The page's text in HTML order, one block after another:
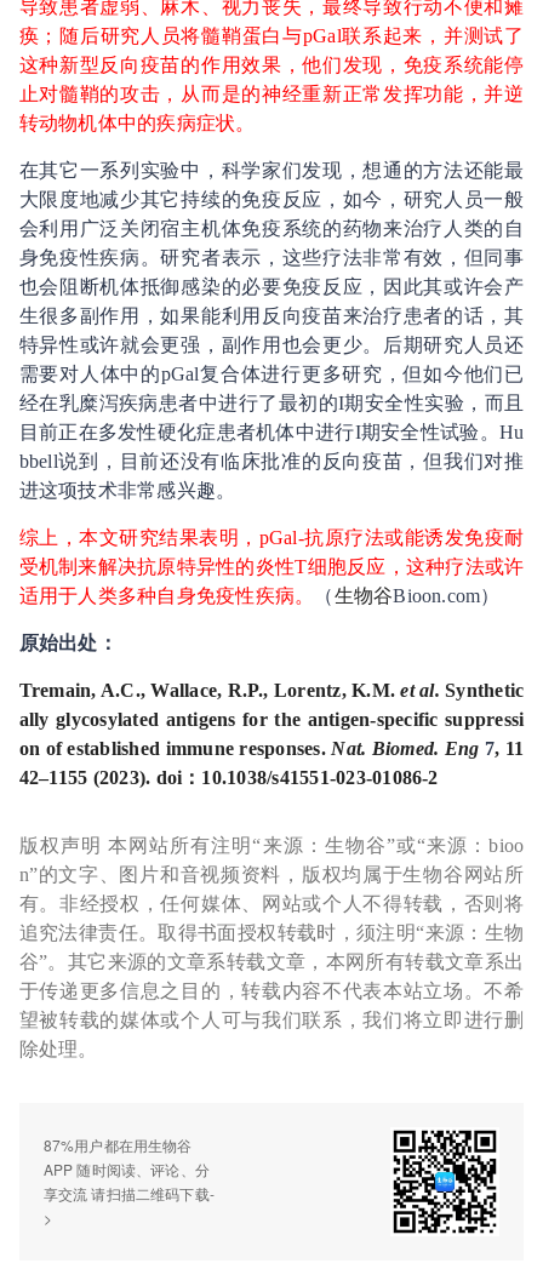
导致患者虚弱、麻木、视力丧失，最终导致行动不便和瘫
痪；随后研究人员将髓鞘蛋白与pGal联系起来，并测试了
这种新型反向疫苗的作用效果，他们发现，免疫系统能停
止对髓鞘的攻击，从而是的神经重新正常发挥功能，并逆
转动物机体中的疾病症状。
在其它一系列实验中，科学家们发现，想通的方法还能最
大限度地减少其它持续的免疫反应，如今，研究人员一般
会利用广泛关闭宿主机体免疫系统的药物来治疗人类的自
身免疫性疾病。研究者表示，这些疗法非常有效，但同事
也会阻断机体抵御感染的必要免疫反应，因此其或许会产
生很多副作用，如果能利用反向疫苗来治疗患者的话，其
特异性或许就会更强，副作用也会更少。后期研究人员还
需要对人体中的pGal复合体进行更多研究，但如今他们已
经在乳糜泻疾病患者中进行了最初的I期安全性实验，而且
目前正在多发性硬化症患者机体中进行I期安全性试验。Hu
bbell说到，目前还没有临床批准的反向疫苗，但我们对推
进这项技术非常感兴趣。
综上，本文研究结果表明，pGal-抗原疗法或能诱发免疫耐
受机制来解决抗原特异性的炎性T细胞反应，这种疗法或许
适用于人类多种自身免疫性疾病。
（生物谷Bioon.com）
原始出处：
Tremain, A.C., Wallace, R.P., Lorentz, K.M.et al. Synthetic
ally glycosylated antigens for the antigen-specific suppressi
on of established immune responses. Nat. Biomed. Eng 7, 11
42–1155 (2023). doi：10.1038/s41551-023-01086-2
版权声明 本网站所有注明“来源：生物谷”或“来源：bioo
n”的文字、图片和音视频资料，版权均属于生物谷网站所
有。非经授权，任何媒体、网站或个人不得转载，否则将
追究法律责任。取得书面授权转载时，须注明“来源：生物
谷”。其它来源的文章系转载文章，本网所有转载文章系出
于传递更多信息之目的，转载内容不代表本站立场。不希
望被转载的媒体或个人可与我们联系，我们将立即进行删
除处理。
87%用户都在用生物谷
APP 随时阅读、评论、分
享交流 请扫描二维码下载-
>